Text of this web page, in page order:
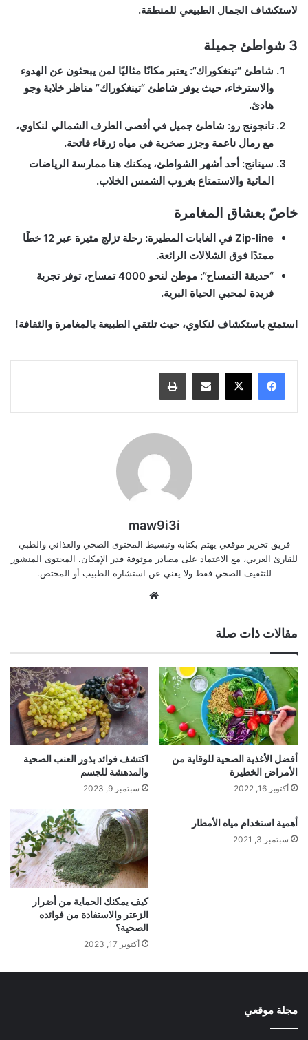
لاستكشاف الجمال الطبيعي للمنطقة.
3 شواطئ جميلة
شاطئ “تينغكوراك”: يعتبر مكانًا مثاليًا لمن يبحثون عن الهدوء
والاسترخاء، حيث يوفر شاطئ “تينغكوراك” مناظر خلابة وجو
هادئ.
تانجونج رو: شاطئ جميل في أقصى الطرف الشمالي لنكاوي،
مع رمال ناعمة وجزر صخرية في مياه زرقاء فاتحة.
سينانج: أحد أشهر الشواطئ، يمكنك هنا ممارسة الرياضات
المائية والاستمتاع بغروب الشمس الخلاب.
خاصّ بعشاق المغامرة
Zip-line في الغابات المطيرة
: رحلة تزلج مثيرة عبر 12 خطًا
ممتدًا فوق الشلالات الرائعة.
“حديقة التمساح”
: موطن لنحو 4000 تمساح، توفر تجربة
فريدة لمحبي الحياة البرية.
استمتع باستكشاف لنكاوي، حيث تلتقي الطبيعة بالمغامرة والثقافة!
مشاركة عبر البريد طباعة
maw9i3i
فريق تحرير موقعي يهتم بكتابة وتبسيط المحتوى الصحي والغذائي والطبي
للقارئ العربي، مع الاعتماد على مصادر موثوقة قدر الإمكان. المحتوى المنشور
للتثقيف الصحي فقط ولا يغني عن استشارة الطبيب أو المختص.
مقالات ذات صلة
أفضل الأغذية الصحية للوقاية من
الأمراض الخطيرة
أكتوبر 16, 2022
اكتشف فوائد بذور العنب الصحية
والمدهشة للجسم
سبتمبر 9, 2023
أهمية استخدام مياه الأمطار
سبتمبر 3, 2021
كيف يمكنك الحماية من أضرار
الزعتر والاستفادة من فوائده
الصحية؟
أكتوبر 17, 2023
مجلة موقعي